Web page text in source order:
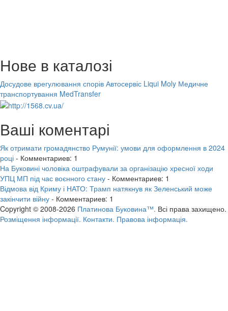
Нове в каталозі
Досудове врегулювання спорів Автосервіс Liqui Moly Медичне
транспортування MedTransfer
Ваші коментарі
Як отримати громадянство Румунії: умови для оформлення в 2024
році - Комментариев: 1
На Буковині чоловіка оштрафували за організацію хресної ходи
УПЦ МП під час воєнного стану - Комментариев: 1
Відмова від Криму і НАТО: Трамп натякнув як Зеленський може
закінчити війну - Комментариев: 1
Copyright © 2008-2026 Платинова Буковина™. Всі права захищено.
Розміщення інформації. Контакти. Правова інформація.